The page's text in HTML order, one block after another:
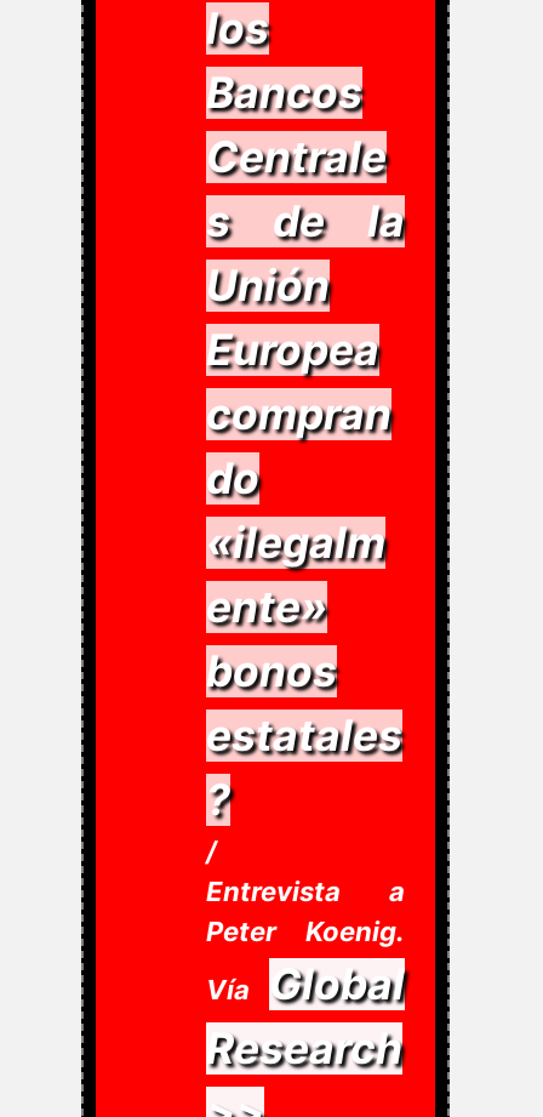
los
Bancos
Centrale
s de la
Unión
Europea
compran
do
«ilegalm
ente»
bonos
estatales
?
/
Entrevista a
Peter Koenig.
Vía
Global
Research